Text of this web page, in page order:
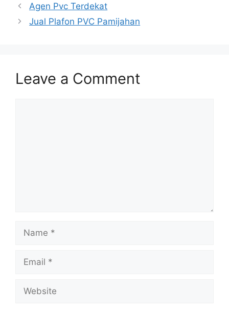
Agen Pvc Terdekat
Jual Plafon PVC Pamijahan
Leave a Comment
Name
Email
Website